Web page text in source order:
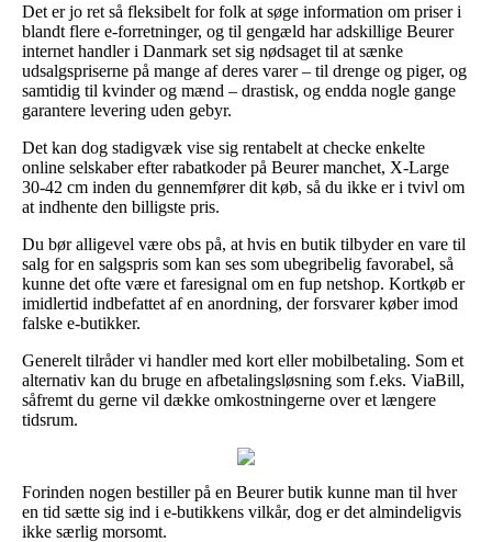
Det er jo ret så fleksibelt for folk at søge information om priser i
blandt flere e-forretninger, og til gengæld har adskillige Beurer
internet handler i Danmark set sig nødsaget til at sænke
udsalgspriserne på mange af deres varer – til drenge og piger, og
samtidig til kvinder og mænd – drastisk, og endda nogle gange
garantere levering uden gebyr.
Det kan dog stadigvæk vise sig rentabelt at checke enkelte
online selskaber efter rabatkoder på Beurer manchet, X-Large
30-42 cm inden du gennemfører dit køb, så du ikke er i tvivl om
at indhente den billigste pris.
Du bør alligevel være obs på, at hvis en butik tilbyder en vare til
salg for en salgspris som kan ses som ubegribelig favorabel, så
kunne det ofte være et faresignal om en fup netshop. Kortkøb er
imidlertid indbefattet af en anordning, der forsvarer køber imod
falske e-butikker.
Generelt tilråder vi handler med kort eller mobilbetaling. Som et
alternativ kan du bruge en afbetalingsløsning som f.eks. ViaBill,
såfremt du gerne vil dække omkostningerne over et længere
tidsrum.
Forinden nogen bestiller på en Beurer butik kunne man til hver
en tid sætte sig ind i e-butikkens vilkår, dog er det almindeligvis
ikke særlig morsomt.